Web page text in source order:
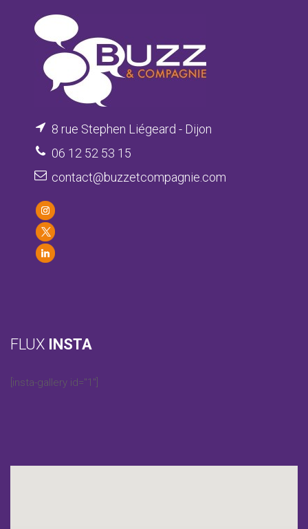
8 rue Stephen Liégeard - Dijon
06 12 52 53 15
contact@buzzetcompagnie.com
FLUX INSTA
[insta-gallery id="1"]